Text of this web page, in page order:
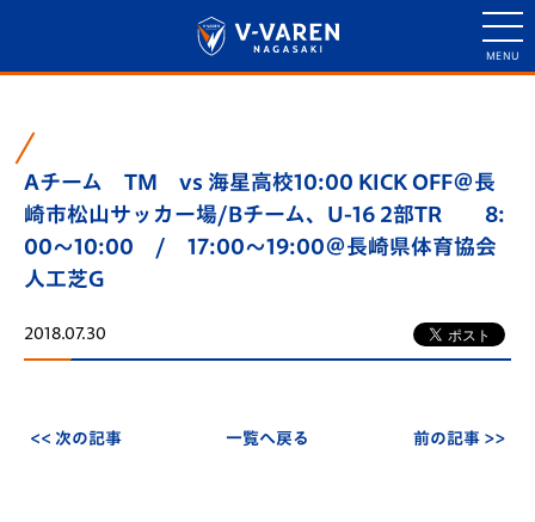
Aチーム TM vs 海星高校10:00 KICK OFF＠長
崎市松山サッカー場/Bチーム、U-16 2部TR 8:
00～10:00 / 17:00～19:00＠長崎県体育協会
人工芝G
2018.07.30
<< 次の記事 一覧へ戻る 前の記事 >>